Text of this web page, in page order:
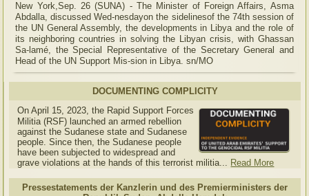
New York,Sep. 26 (SUNA) - The Minister of Foreign Affairs, Asma
Abdalla, discussed Wed-nesdayon the sidelinesof the 74th session of
the UN General Assembly, the developments in Libya and the role of
its neighboring countries in solving the Libyan crisis, with Ghassan
Sa-lamé, the Special Representative of the Secretary General and
Head of the UN Support Mis-sion in Libya. sn/MO
DOCUMENTING COMPLICITY
On April 15, 2023, the Rapid Support Forces
Militia (RSF) launched an armed rebellion
against the Sudanese state and Sudanese
people. Since then, the Sudanese people
have been subjected to widespread and
grave violations at the hands of this terrorist militia... Read More
Pressestatements der Kanzlerin und des Premierministers der